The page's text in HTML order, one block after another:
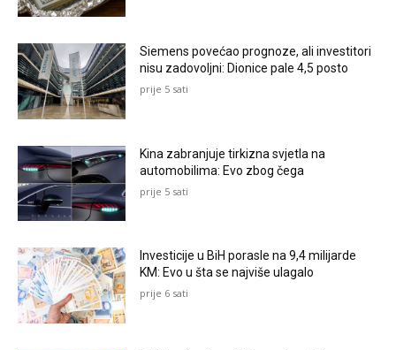
Siemens povećao prognoze, ali investitori
nisu zadovoljni: Dionice pale 4,5 posto
prije 5 sati
Kina zabranjuje tirkizna svjetla na
automobilima: Evo zbog čega
prije 5 sati
Investicije u BiH porasle na 9,4 milijarde
KM: Evo u šta se najviše ulagalo
prije 6 sati